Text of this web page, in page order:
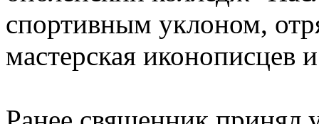
спортивным уклоном,
мастерская иконописцев